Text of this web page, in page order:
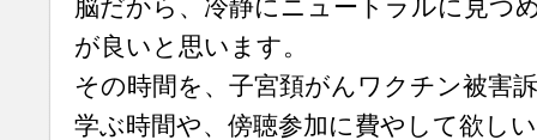
脳だから、冷静にニュートラルに見つ
が良いと思います。
その時間を、子宮頚がんワクチン被害
学ぶ時間や、傍聴参加に費やして欲し